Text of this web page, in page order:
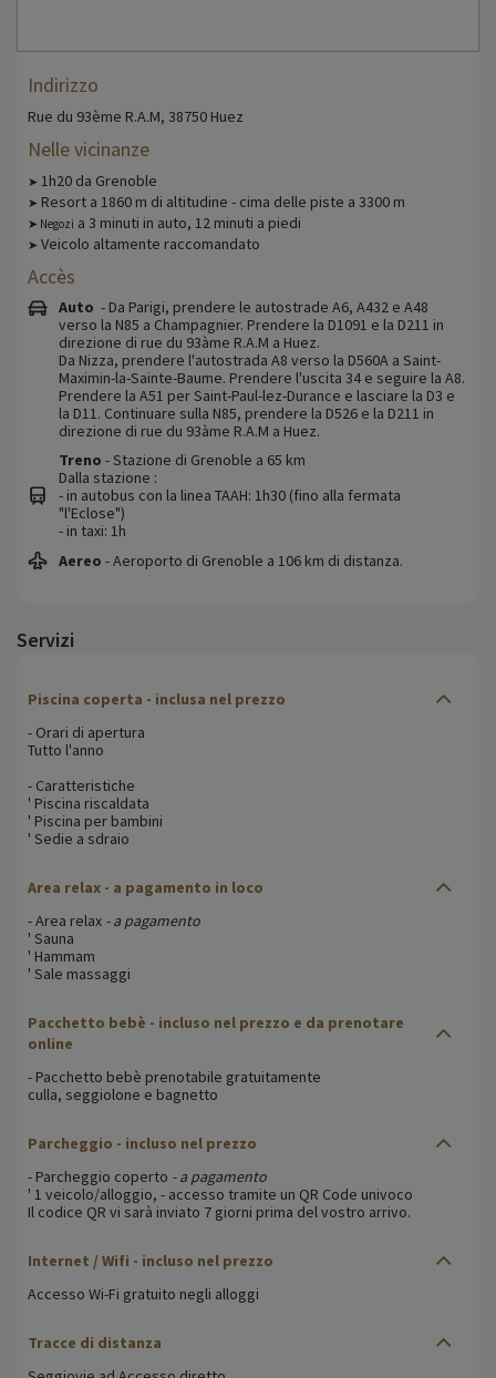
Indirizzo
Rue du 93ème R.A.M, 38750 Huez
Nelle vicinanze
➤ 1h20 da Grenoble
➤ Resort a 1860 m di altitudine - cima delle piste a 3300 m
➤ Negozi a 3 minuti in auto, 12 minuti a piedi
➤ Veicolo altamente raccomandato
Accès
Auto - Da Parigi, prendere le autostrade A6, A432 e A48
verso la N85 a Champagnier. Prendere la D1091 e la D211 in
direzione di rue du 93àme R.A.M a Huez.
Da Nizza, prendere l'autostrada A8 verso la D560A a Saint-
Maximin-la-Sainte-Baume. Prendere l'uscita 34 e seguire la A8.
Prendere la A51 per Saint-Paul-lez-Durance e lasciare la D3 e
la D11. Continuare sulla N85, prendere la D526 e la D211 in
direzione di rue du 93àme R.A.M a Huez.
Treno - Stazione di Grenoble a 65 km
Dalla stazione :
- in autobus con la linea TAAH: 1h30 (fino alla fermata
"l'Eclose")
- in taxi: 1h
Aereo - Aeroporto di Grenoble a 106 km di distanza.
Servizi
Piscina coperta - inclusa nel prezzo
- Orari di apertura
Tutto l'anno
- Caratteristiche
' Piscina riscaldata
' Piscina per bambini
' Sedie a sdraio
Area relax - a pagamento in loco
- Area relax - a pagamento
' Sauna
' Hammam
' Sale massaggi
Pacchetto bebè - incluso nel prezzo e da prenotare
online
- Pacchetto bebè prenotabile gratuitamente
culla, seggiolone e bagnetto
Parcheggio - incluso nel prezzo
- Parcheggio coperto - a pagamento
' 1 veicolo/alloggio, - accesso tramite un QR Code univoco
Il codice QR vi sarà inviato 7 giorni prima del vostro arrivo.
Internet / Wifi - incluso nel prezzo
Accesso Wi-Fi gratuito negli alloggi
Tracce di distanza